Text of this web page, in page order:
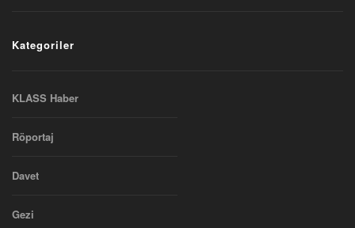
Kategoriler
KLASS Haber
Röportaj
Davet
Gezi